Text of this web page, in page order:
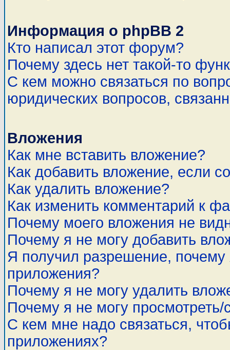
Информация о phpBB 2
Кто написал этот форум?
Почему здесь нет такой-то
С кем можно связаться по
юридических вопросов,
Вложения
Как мне вставить вложение?
Как добавить вложение, если
Как удалить вложение?
Как изменить комментарий к
Почему моего вложения не
Почему я не могу добавить
Я получил разрешение,
приложения?
Почему я не могу удалить
Почему я не могу просмотреть/
С кем мне надо связаться,
приложениях?